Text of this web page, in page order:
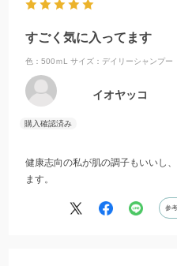
すごく気に入ってます
色：500ｍL サイズ：デイリーシャンプー
イオヤッコ
健康志向の私が肌の調子もいいし
ます。
参